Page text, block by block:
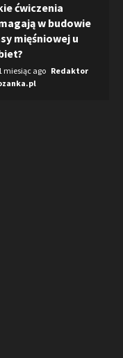
ćwiczenia
w budowie
mięśniowej u
miesiąc ago Redaktor